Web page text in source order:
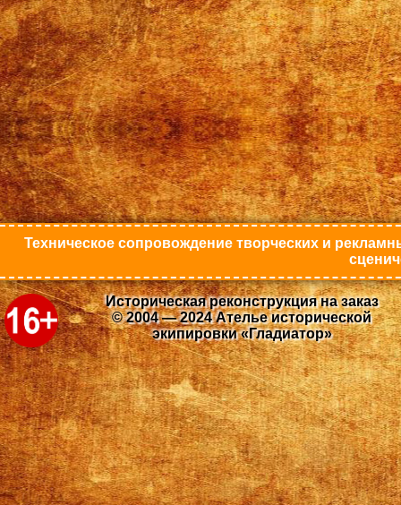
Техническое сопровождение творческих и
Историческая реконструкция на заказ
© 2004 — 2024 Ателье исторической
экипировки «Гладиатор»